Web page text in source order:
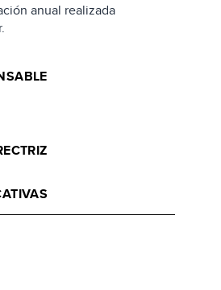
anual realizada